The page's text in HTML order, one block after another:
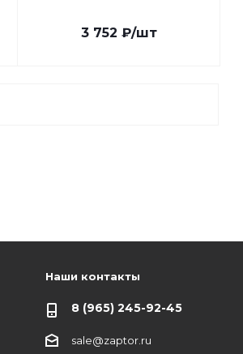
3 752 ₽/шт
Наши контакты
8 (965) 245-92-45
sale@zaptor.ru